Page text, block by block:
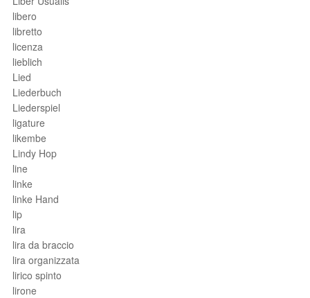
libero
libretto
licenza
lieblich
Lied
Liederbuch
Liederspiel
ligature
likembe
Lindy Hop
line
linke
linke Hand
lip
lira
lira da braccio
lira organizzata
lirico spinto
lirone